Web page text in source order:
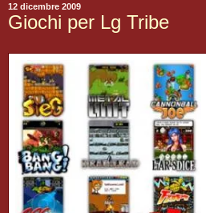
12 dicembre 2009
Giochi per Lg Tribe